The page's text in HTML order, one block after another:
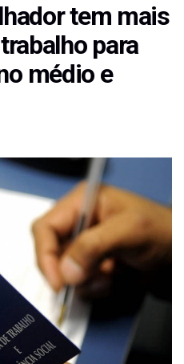
tem mais
para
médio e